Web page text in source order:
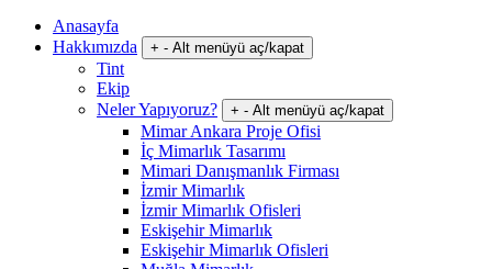
Anasayfa
Hakkımızda
+ - Alt menüyü aç/kapat
Tint
Ekip
Neler Yapıyoruz?
+ - Alt menüyü aç/kapat
Mimar Ankara Proje Ofisi
İç Mimarlık Tasarımı
Mimari Danışmanlık Firması
İzmir Mimarlık
İzmir Mimarlık Ofisleri
Eskişehir Mimarlık
Eskişehir Mimarlık Ofisleri